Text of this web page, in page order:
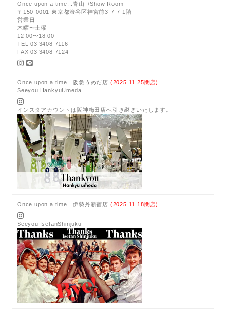
Once upon a time...青山 +Show Room
〒150-0001 東京都渋谷区神宮前3-7-7 1階
営業日
木曜〜土曜
12:00〜18:00
TEL 03 3408 7116
FAX 03 3408 7124
Once upon a time...阪急うめだ店 (2025.11.25閉店)
Seeyou HankyuUmeda
インスタアカウントは阪神梅田店へ引き継ぎいたします。
Once upon a time...伊勢丹新宿店 (2025.11.18閉店)
Seeyou IsetanShinjuku